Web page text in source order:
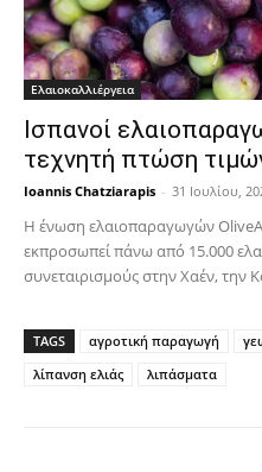
Ελαιοκαλλιέργεια
Ισπανοί
τεχνητή πτώση
Ioannis Chatziarapis - 31 Ιουλίου,
Η ένωση ελαιοπαραγωγών
εκπροσωπεί πάνω από 15.000
συνεταιρισμούς στην Χαέν, την
TAGS αγροτική παραγωγή
λίπανση ελιάς
λιπάσματα